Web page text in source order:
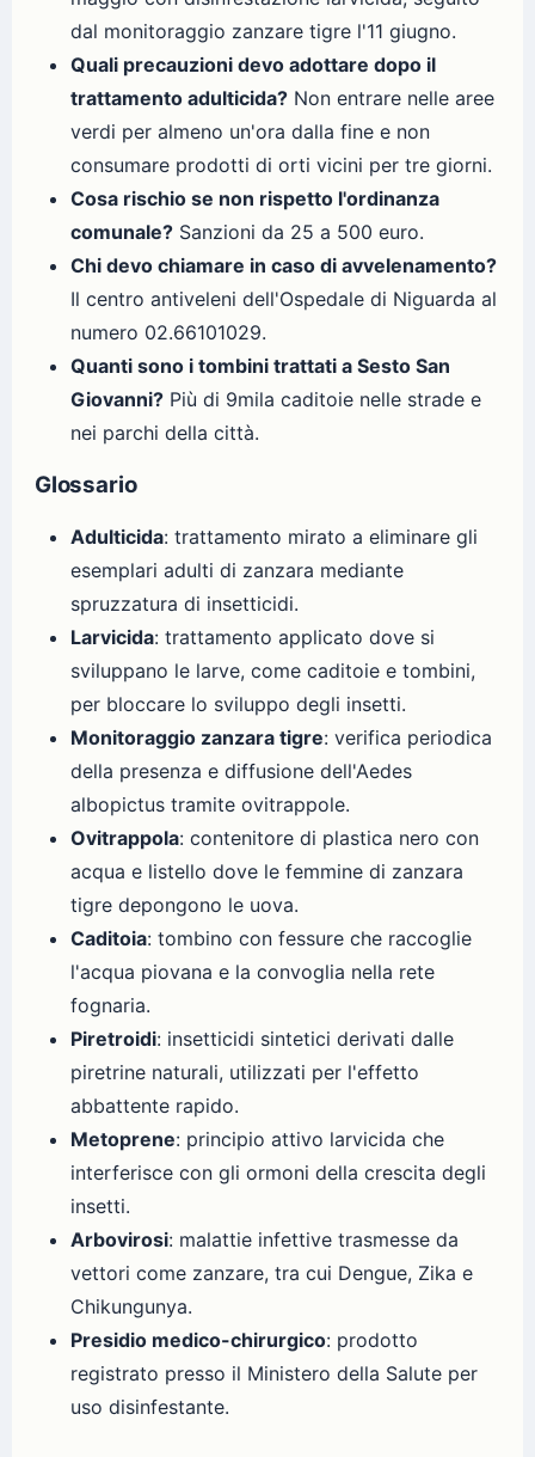
dal monitoraggio zanzare tigre l'11 giugno.
Quali precauzioni devo adottare dopo il
trattamento adulticida? Non entrare nelle aree
verdi per almeno un'ora dalla fine e non
consumare prodotti di orti vicini per tre giorni.
Cosa rischio se non rispetto l'ordinanza
comunale? Sanzioni da 25 a 500 euro.
Chi devo chiamare in caso di avvelenamento?
Il centro antiveleni dell'Ospedale di Niguarda al
numero 02.66101029.
Quanti sono i tombini trattati a Sesto San
Giovanni? Più di 9mila caditoie nelle strade e
nei parchi della città.
Glossario
Adulticida: trattamento mirato a eliminare gli
esemplari adulti di zanzara mediante
spruzzatura di insetticidi.
Larvicida: trattamento applicato dove si
sviluppano le larve, come caditoie e tombini,
per bloccare lo sviluppo degli insetti.
Monitoraggio zanzara tigre: verifica periodica
della presenza e diffusione dell'Aedes
albopictus tramite ovitrappole.
Ovitrappola: contenitore di plastica nero con
acqua e listello dove le femmine di zanzara
tigre depongono le uova.
Caditoia: tombino con fessure che raccoglie
l'acqua piovana e la convoglia nella rete
fognaria.
Piretroidi: insetticidi sintetici derivati dalle
piretrine naturali, utilizzati per l'effetto
abbattente rapido.
Metoprene: principio attivo larvicida che
interferisce con gli ormoni della crescita degli
insetti.
Arbovirosi: malattie infettive trasmesse da
vettori come zanzare, tra cui Dengue, Zika e
Chikungunya.
Presidio medico-chirurgico: prodotto
registrato presso il Ministero della Salute per
uso disinfestante.